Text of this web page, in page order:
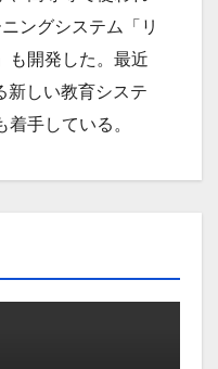
ングシステム「リ
も開発した。最近
新しい教育システ
着手している。